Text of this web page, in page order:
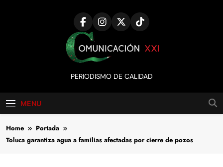
Comunicación
XXI
PERIODISMO DE CALIDAD
MENU
Home
Portada
Toluca garantiza agua a familias afectadas por cierre de pozos